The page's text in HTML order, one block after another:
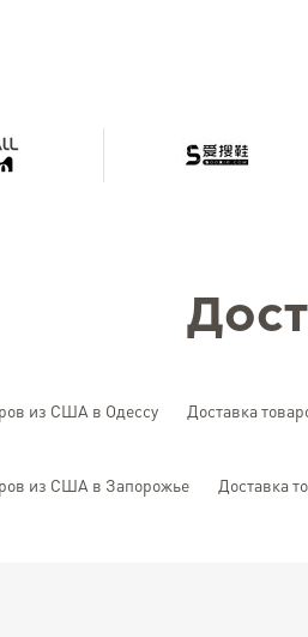
из США в Одессу Доставка
из США в Запорожье Доставка